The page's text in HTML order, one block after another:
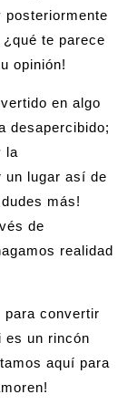
posteriormente
te parece
opinión!
en algo
desapercibido;
la
un lugar así de
más!
de
realidad
para convertir
es un rincón
aquí para